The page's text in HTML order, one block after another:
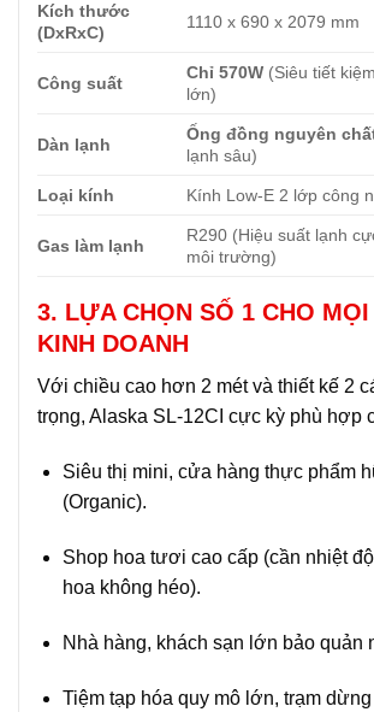
Kích thước
(DxRxC)
1110 x 690 x 2079 mm
Công suất
Chỉ 570W (Siêu tiết
lớn)
Dàn lạnh
Ống đồng nguyên
lạnh sâu)
Loại kính Kính Low-E 2 lớp công
Gas làm lạnh
R290 (Hiệu suất lạnh
môi trường)
3. LỰA CHỌN SỐ 1 CHO
KINH DOANH
Với chiều cao hơn 2 mét và thiết kế 2
trọng, Alaska SL-12CI cực kỳ phù hợp
Siêu thị mini, cửa hàng thực phẩm
(Organic).
Shop hoa tươi cao cấp (cần nhiệt
hoa không héo).
Nhà hàng, khách sạn lớn bảo quản
Tiệm tạp hóa quy mô lớn, trạm